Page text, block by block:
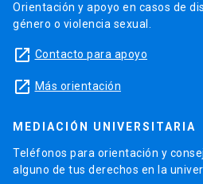
Orientación y apoyo en casos de
género o violencia sexual.
launch Contacto para apoyo
launch Más orientación
MEDIACIÓN UNIVERSITARIA
Teléfonos para orientación y
alguno de tus derechos en la